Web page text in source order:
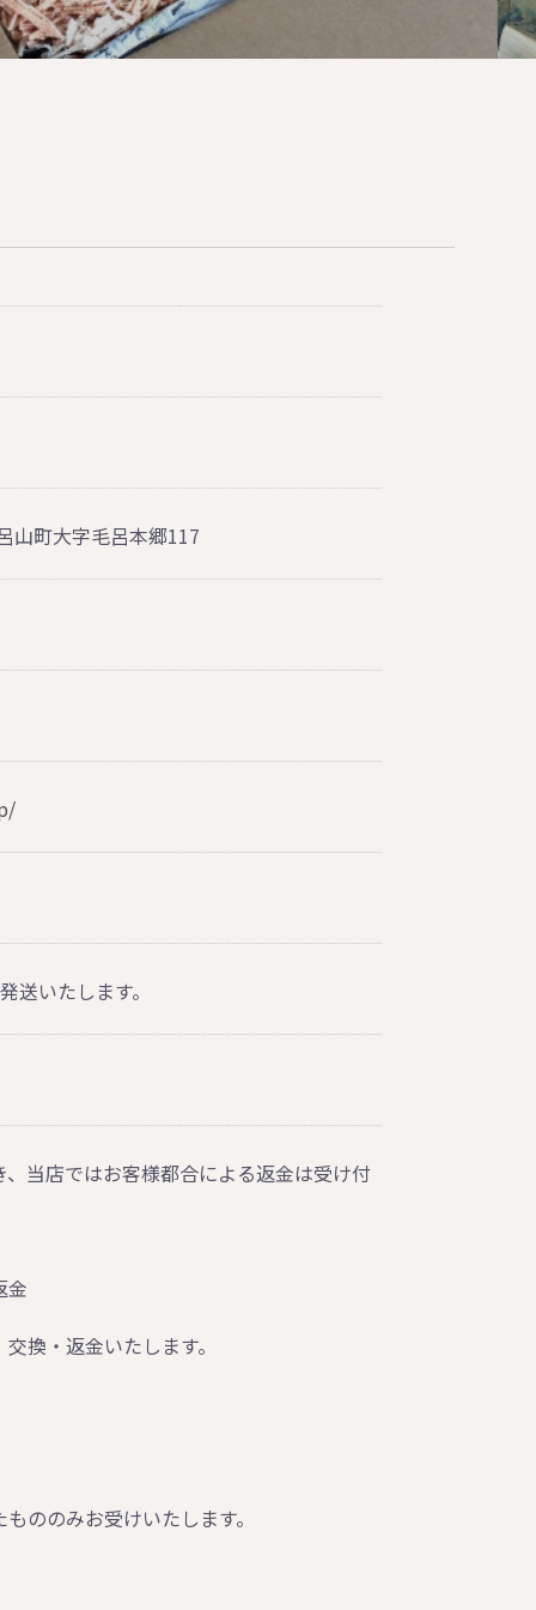
町大字毛呂本郷117
送いたします。
当店ではお客様都合による返金は受け付
金
換・返金いたします。
ののみお受けいたします。